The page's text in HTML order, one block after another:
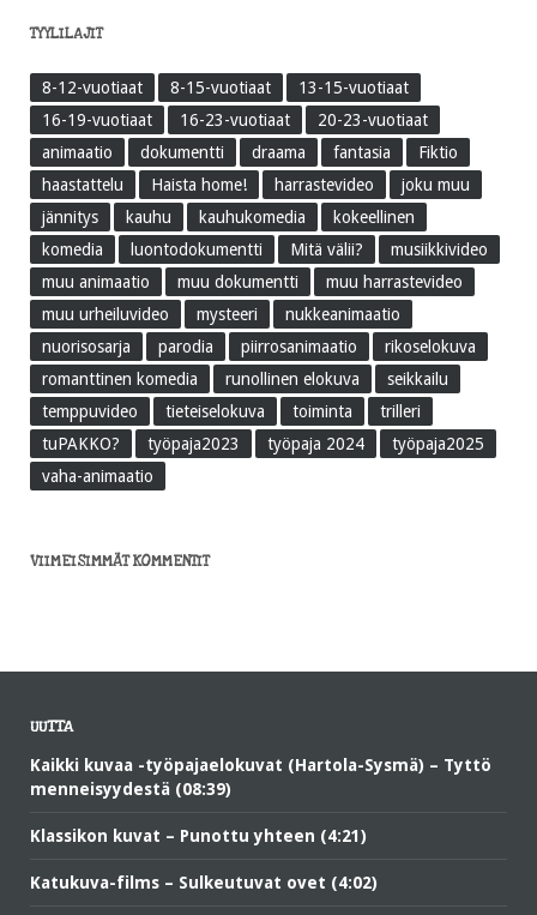
TYYLILAJIT
8-12-vuotiaat 8-15-vuotiaat
13-15-vuotiaat
16-19-vuotiaat
16-23-vuotiaat
20-23-vuotiaat
animaatio
dokumentti draama fantasia
Fiktio
haastattelu
Haista home! harrastevideo
joku muu
jännitys
kauhu kauhukomedia
kokeellinen
komedia
luontodokumentti Mitä välii?
musiikkivideo
muu animaatio
muu dokumentti
muu harrastevideo
muu urheiluvideo
mysteeri
nukkeanimaatio
nuorisosarja
parodia piirrosanimaatio
rikoselokuva
romanttinen komedia
runollinen elokuva
seikkailu
temppuvideo
tieteiselokuva toiminta
trilleri
tuPAKKO?
työpaja2023 työpaja 2024
työpaja2025
vaha-animaatio
VIIMEISIMMÄT KOMMENTIT
UUTTA
Kaikki kuvaa -työpajaelokuvat (Hartola-Sysmä) – Tyttö
menneisyydestä (08:39)
Klassikon kuvat – Punottu yhteen (4:21)
Katukuva-films – Sulkeutuvat ovet (4:02)